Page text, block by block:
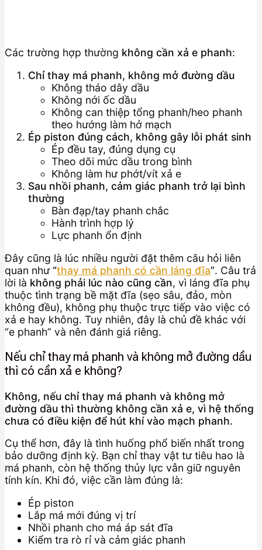
Các trường hợp thường không cần xả e phanh:
Chỉ thay má phanh, không mở đường dầu
Không tháo dây dầu
Không nới ốc dầu
Không can thiệp tổng phanh/heo phanh
theo hướng làm hở mạch
Ép piston đúng cách, không gây lỗi phát sinh
Ép đều tay, đúng dụng cụ
Theo dõi mức dầu trong bình
Không làm hư phớt/vít xả e
Sau nhồi phanh, cảm giác phanh trở lại bình
thường
Bàn đạp/tay phanh chắc
Hành trình hợp lý
Lực phanh ổn định
Đây cũng là lúc nhiều người đặt thêm câu hỏi liên
quan như“thay má phanh có cần láng đĩa”. Câu trả
lời là không phải lúc nào cũng cần, vì láng đĩa phụ
thuộc tình trạng bề mặt đĩa (sẹo sâu, đảo, mòn
không đều), không phụ thuộc trực tiếp vào việc có
xả e hay không. Tuy nhiên, đây là chủ đề khác với
“e phanh” và nên đánh giá riêng.
Nếu chỉ thay má phanh và không mở đường dầu
thì có cần xả e không?
Không, nếu chỉ thay má phanh và không mở
đường dầu thì thường không cần xả e, vì hệ thống
chưa có điều kiện để hút khí vào mạch phanh.
Cụ thể hơn, đây là tình huống phổ biến nhất trong
bảo dưỡng định kỳ. Bạn chỉ thay vật tư tiêu hao là
má phanh, còn hệ thống thủy lực vẫn giữ nguyên
tính kín. Khi đó, việc cần làm đúng là:
Ép piston
Lắp má mới đúng vị trí
Nhồi phanh cho má áp sát đĩa
Kiểm tra rò rỉ và cảm giác phanh